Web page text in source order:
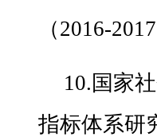
（2016-
10.国家
指标体系研